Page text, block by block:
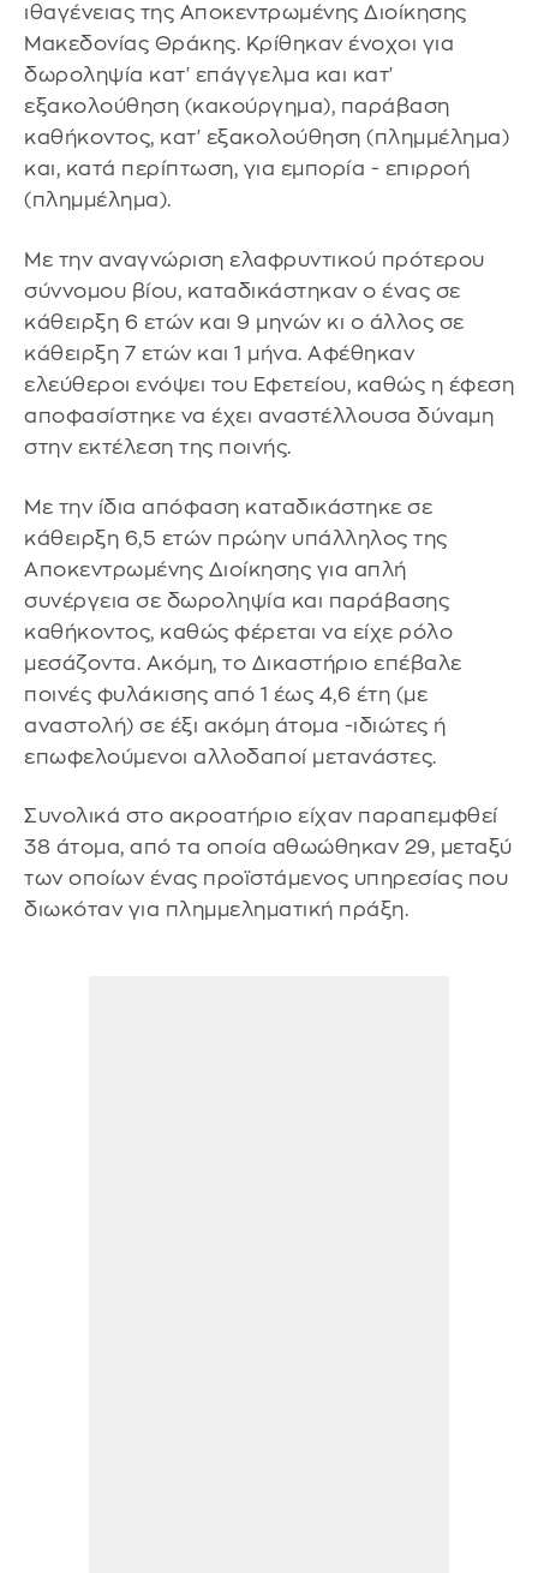
ιθαγένειας της Αποκεντρωμένης Διοίκησης
Μακεδονίας Θράκης. Κρίθηκαν ένοχοι για
δωροληψία κατ' επάγγελμα και κατ'
εξακολούθηση (κακούργημα), παράβαση
καθήκοντος, κατ' εξακολούθηση (πλημμέλημα)
και, κατά περίπτωση, για εμπορία - επιρροή
(πλημμέλημα).
Με την αναγνώριση ελαφρυντικού πρότερου
σύννομου βίου, καταδικάστηκαν ο ένας σε
κάθειρξη 6 ετών και 9 μηνών κι ο άλλος σε
κάθειρξη 7 ετών και 1 μήνα. Αφέθηκαν
ελεύθεροι ενόψει του Εφετείου, καθώς η έφεση
αποφασίστηκε να έχει αναστέλλουσα δύναμη
στην εκτέλεση της ποινής.
Με την ίδια απόφαση καταδικάστηκε σε
κάθειρξη 6,5 ετών πρώην υπάλληλος της
Αποκεντρωμένης Διοίκησης για απλή
συνέργεια σε δωροληψία και παράβασης
καθήκοντος, καθώς φέρεται να είχε ρόλο
μεσάζοντα. Ακόμη, το Δικαστήριο επέβαλε
ποινές φυλάκισης από 1 έως 4,6 έτη (με
αναστολή) σε έξι ακόμη άτομα -ιδιώτες ή
επωφελούμενοι αλλοδαποί μετανάστες.
Συνολικά στο ακροατήριο είχαν παραπεμφθεί
38 άτομα, από τα οποία αθωώθηκαν 29, μεταξύ
των οποίων ένας προϊστάμενος υπηρεσίας που
διωκόταν για πλημμεληματική πράξη.